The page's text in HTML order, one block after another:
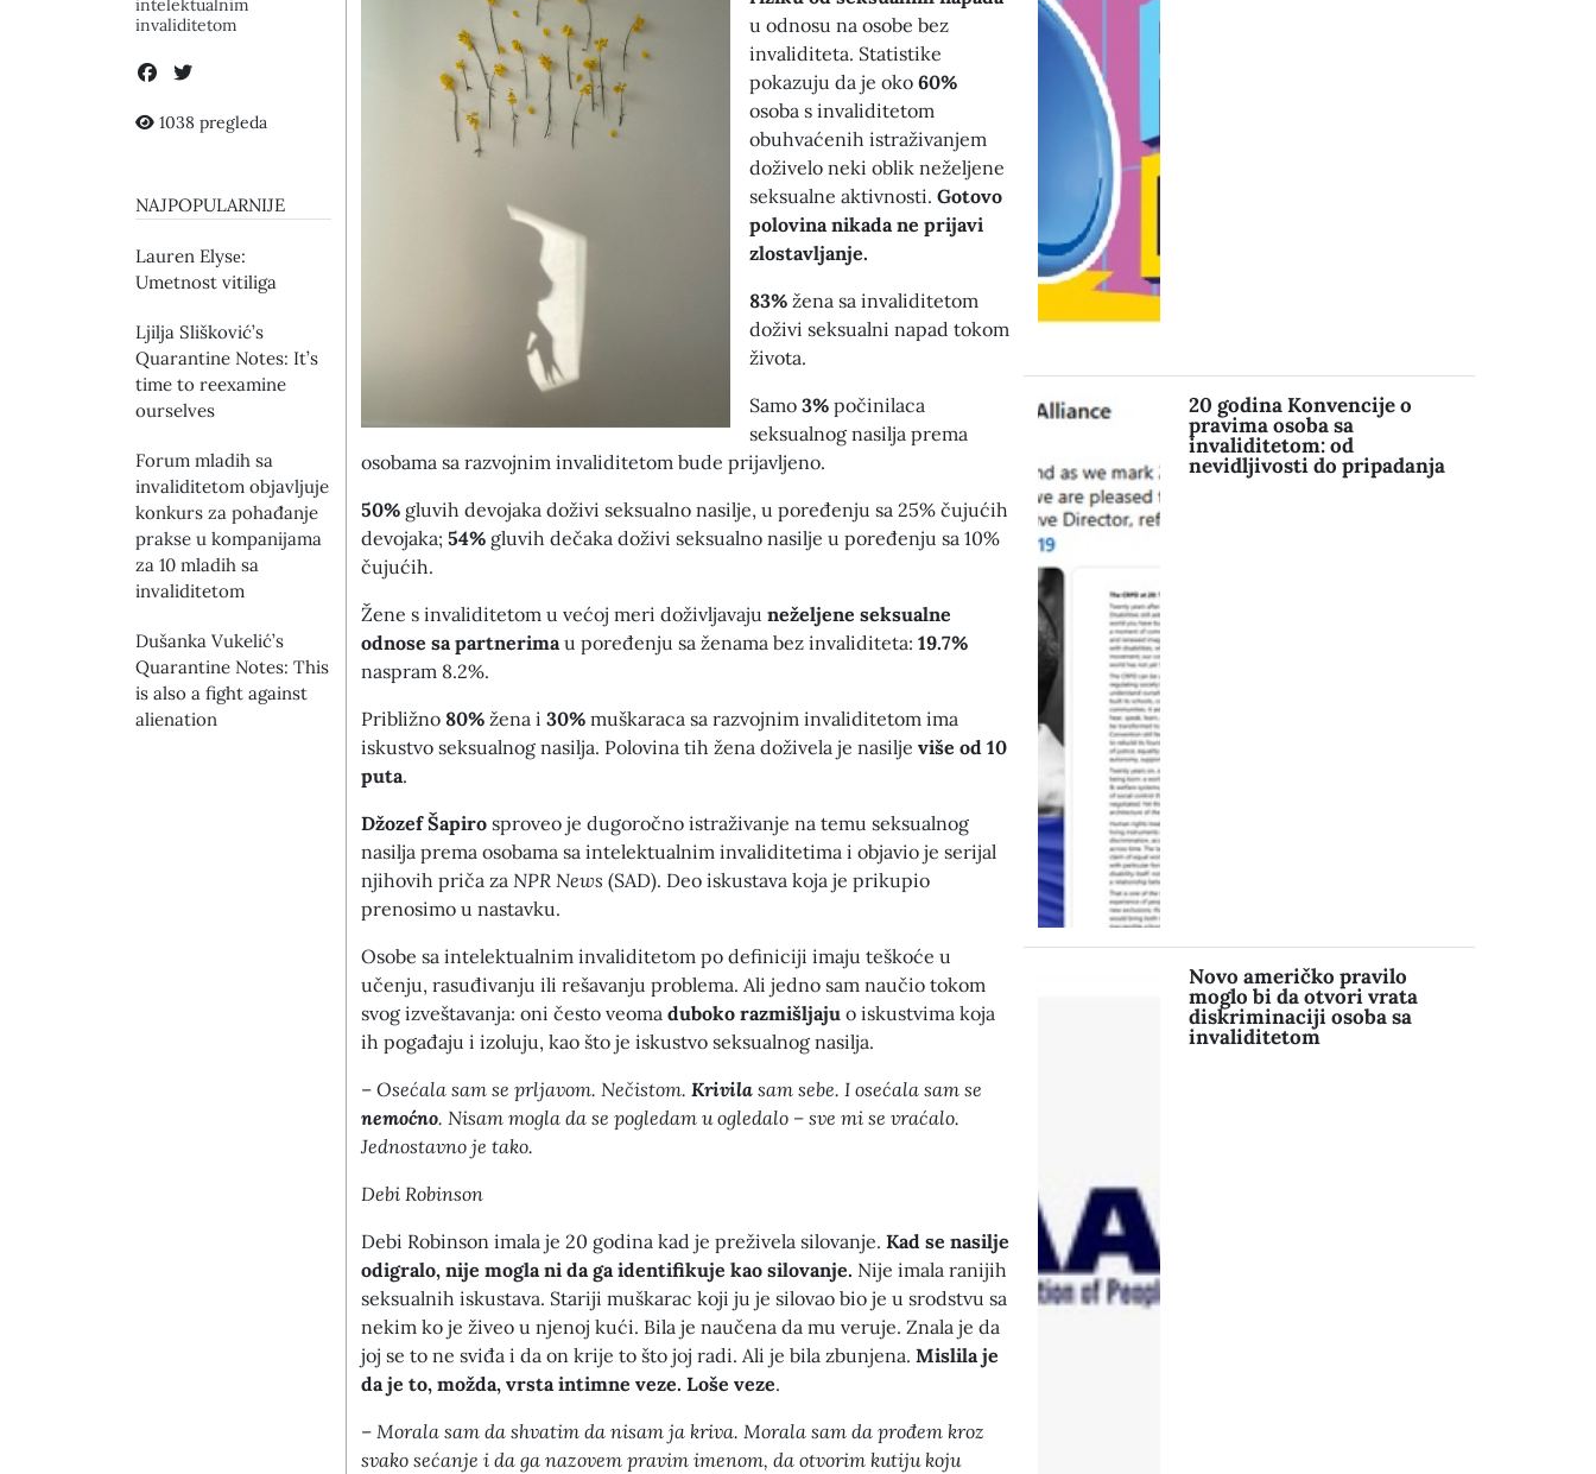
intelektualnim
invaliditetom
1038 pregleda
NAJPOPULARNIJE
Lauren Elysе:
Umetnost vitiliga
Ljilja Slišković’s
Quarantine Notes: It’s
time to reexamine
ourselves
Forum mladih sa
invaliditetom objavljuje
konkurs za pohađanje
prakse u kompanijama
za 10 mladih sa
invaliditetom
Dušanka Vukelić’s
Quarantine Notes: This
is also a fight against
alienation
u odnosu na osobe bez
invaliditeta. Statistike
pokazuju da je oko 60%
osoba s invaliditetom
obuhvaćenih istraživanjem
doživelo neki oblik neželjene
seksualne aktivnosti. Gotovo
polovina nikada ne prijavi
zlostavljanje.
83% žena sa invaliditetom
doživi seksualni napad tokom
života.
Samo 3% počinilaca
seksualnog nasilja prema
osobama sa razvojnim invaliditetom bude prijavljeno.
50% gluvih devojaka doživi seksualno nasilje, u poređenju sa 25% čujućih
devojaka; 54% gluvih dečaka doživi seksualno nasilje u poređenju sa 10%
čujućih.
Žene s invaliditetom u većoj meri doživljavaju neželjene seksualne
odnose sa partnerimau poređenju sa ženama bez invaliditeta: 19.7%
naspram 8.2%.
Približno 80% žena i 30% muškaraca sa razvojnim invaliditetom ima
iskustvo seksualnog nasilja. Polovina tih žena doživela je nasilje više od 10
puta.
Džozef Šapiro sproveo je dugoročno istraživanje na temu seksualnog
nasilja prema osobama sa intelektualnim invaliditetima i objavio je serijal
njihovih priča za NPR News (SAD). Deo iskustava koja je prikupio
prenosimo u nastavku.
Osobe sa intelektualnim invaliditetom po definiciji imaju teškoće u
učenju, rasuđivanju ili rešavanju problema. Ali jedno sam naučio tokom
svog izveštavanja: oni često veoma duboko razmišljaju o iskustvima koja
ih pogađaju i izoluju, kao što je iskustvo seksualnog nasilja.
– Osećala sam se prljavom. Nečistom. Krivila sam sebe. I osećala sam se
nemoćno. Nisam mogla da se pogledam u ogledalo – sve mi se vraćalo.
Jednostavno je tako.
Debi Robinson
Debi Robinson imala je 20 godina kad je preživela silovanje. Kad se nasilje
odigralo, nije mogla ni da ga identifikuje kao silovanje. Nije imala ranijih
seksualnih iskustava. Stariji muškarac koji ju je silovao bio je u srodstvu sa
nekim ko je živeo u njenoj kući. Bila je naučena da mu veruje. Znala je da
joj se to ne sviđa i da on krije to što joj radi. Ali je bila zbunjena. Mislila je
da je to, možda, vrsta intimne veze. Loše veze.
– Morala sam da shvatim da nisam ja kriva. Morala sam da prođem kroz
svako sećanje i da ga nazovem pravim imenom, da otvorim kutiju koju
20 godina Konvencije o
pravima osoba sa
invaliditetom: od
nevidljivosti do pripadanja
Novo američko pravilo
moglo bi da otvori vrata
diskriminaciji osoba sa
invaliditetom